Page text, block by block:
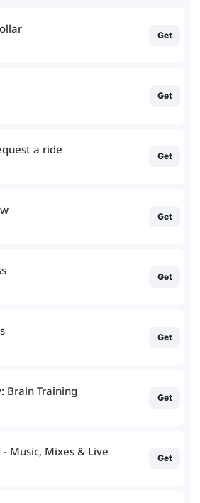
Get
Get
a ride Get
Get
Get
Get
Brain Training Get
Music, Mixes & Live Get